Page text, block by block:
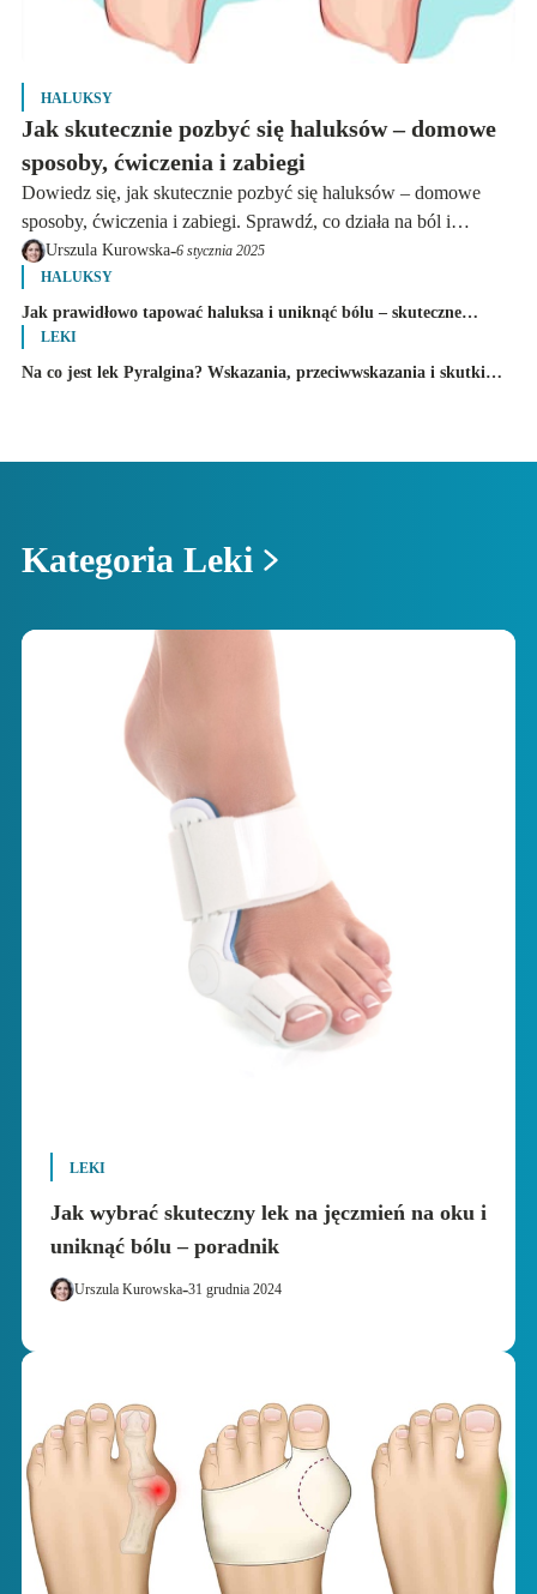
HALUKSY
Jak skutecznie pozbyć się haluksów – domowe
sposoby, ćwiczenia i zabiegi
Dowiedz się, jak skutecznie pozbyć się haluksów – domowe
sposoby, ćwiczenia i zabiegi. Sprawdź, co działa na ból i
deformację stóp!
Urszula Kurowska-6 stycznia 2025
HALUKSY
Jak prawidłowo tapować haluksa i uniknąć bólu – skuteczne
techniki krok po kroku
LEKI
Na co jest lek Pyralgina? Wskazania, przeciwwskazania i skutki
Kategoria Leki
LEKI
Jak wybrać skuteczny lek na jęczmień na oku i
uniknąć bólu – poradnik
Urszula Kurowska-31 grudnia 2024